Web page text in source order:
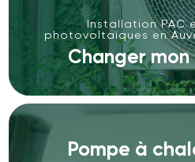
Installation PAC
photovoltaïques en
Changer
Pompe à